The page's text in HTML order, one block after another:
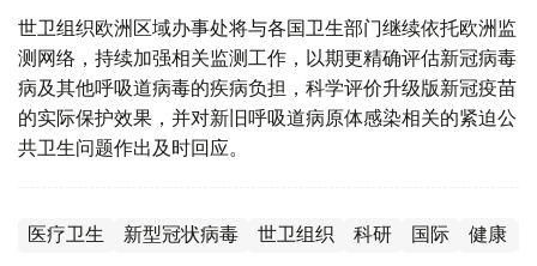
世卫组织欧洲区域办事处将与各国卫生部门继续依托欧洲监
测网络，持续加强相关监测工作，以期更精确评估新冠病毒
病及其他呼吸道病毒的疾病负担，科学评价升级版新冠疫苗
的实际保护效果，并对新旧呼吸道病原体感染相关的紧迫公
共卫生问题作出及时回应。
医疗卫生 新型冠状病毒 世卫组织 科研 国际 健康